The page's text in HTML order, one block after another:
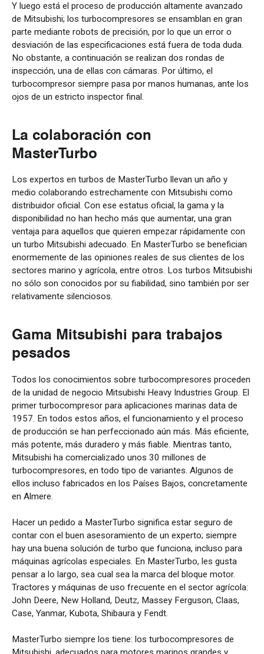
Y luego está el proceso de producción altamente avanzado
de Mitsubishi; los turbocompresores se ensamblan en gran
parte mediante robots de precisión, por lo que un error o
desviación de las especificaciones está fuera de toda duda.
No obstante, a continuación se realizan dos rondas de
inspección, una de ellas con cámaras. Por último, el
turbocompresor siempre pasa por manos humanas, ante los
ojos de un estricto inspector final.
La colaboración con
MasterTurbo
Los expertos en turbos de MasterTurbo llevan un año y
medio colaborando estrechamente con Mitsubishi como
distribuidor oficial. Con ese estatus oficial, la gama y la
disponibilidad no han hecho más que aumentar, una gran
ventaja para aquellos que quieren empezar rápidamente con
un turbo Mitsubishi adecuado. En MasterTurbo se benefician
enormemente de las opiniones reales de sus clientes de los
sectores marino y agrícola, entre otros. Los turbos Mitsubishi
no sólo son conocidos por su fiabilidad, sino también por ser
relativamente silenciosos.
Gama Mitsubishi para trabajos
pesados
Todos los conocimientos sobre turbocompresores proceden
de la unidad de negocio Mitsubishi Heavy Industries Group. El
primer turbocompresor para aplicaciones marinas data de
1957. En todos estos años, el funcionamiento y el proceso
de producción se han perfeccionado aún más. Más eficiente,
más potente, más duradero y más fiable. Mientras tanto,
Mitsubishi ha comercializado unos 30 millones de
turbocompresores, en todo tipo de variantes. Algunos de
ellos incluso fabricados en los Países Bajos, concretamente
en Almere.
Hacer un pedido a MasterTurbo significa estar seguro de
contar con el buen asesoramiento de un experto; siempre
hay una buena solución de turbo que funciona, incluso para
máquinas agrícolas especiales. En MasterTurbo, les gusta
pensar a lo largo, sea cual sea la marca del bloque motor.
Tractores y máquinas de uso frecuente en el sector agrícola:
John Deere, New Holland, Deutz, Massey Ferguson, Claas,
Case, Yanmar, Kubota, Shibaura y Fendt.
MasterTurbo siempre los tiene: los turbocompresores de